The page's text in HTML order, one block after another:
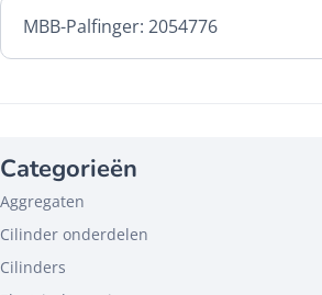
MBB-Palfinger: 2054776
Categorieën
Aggregaten
Cilinder onderdelen
Cilinders